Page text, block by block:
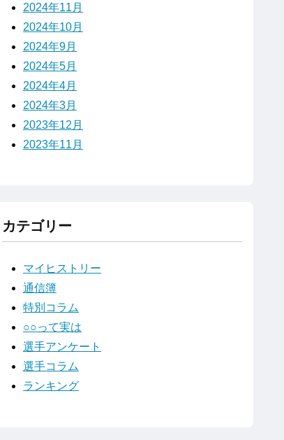
2024年11月
2024年10月
2024年9月
2024年5月
2024年4月
2024年3月
2023年12月
2023年11月
カテゴリー
マイヒストリー
通信簿
特別コラム
○○って実は
選手アンケート
選手コラム
ランキング